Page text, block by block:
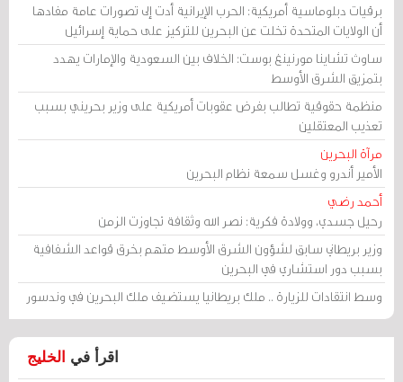
برقيات دبلوماسية أمريكية: الحرب الإيرانية أدت إلى تصورات عامة مفادها
أن الولايات المتحدة تخلت عن البحرين للتركيز على حماية إسرائيل
ساوث تشاينا مورنينغ بوست: الخلاف بين السعودية والإمارات يهدد
بتمزيق الشرق الأوسط
منظمة حقوقية تطالب بفرض عقوبات أمريكية على وزير بحريني بسبب
تعذيب المعتقلين
مرآة البحرين
الأمير أندرو وغسل سمعة نظام البحرين
أحمد رضي
رحيل جسدي، وولادة فكرية: نصر الله وثقافة تجاوزت الزمن
وزير بريطاني سابق لشؤون الشرق الأوسط متهم بخرق قواعد الشفافية
بسبب دور استشاري في البحرين
وسط انتقادات للزيارة .. ملك بريطانيا يستضيف ملك البحرين في وندسور
اقرأ في الخليج